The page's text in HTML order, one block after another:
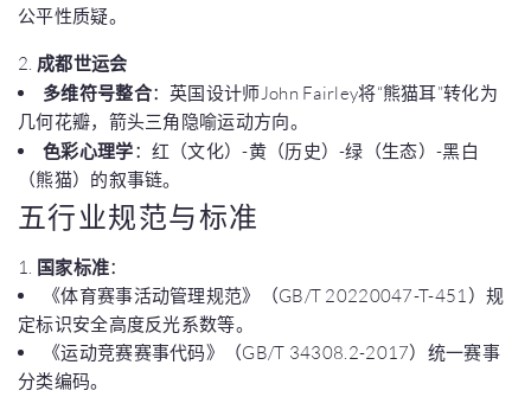
公平性质疑。
2. 成都世运会
多维符号整合：英国设计师John Fairley将“熊猫耳”转化为
几何花瓣，箭头三角隐喻运动方向。
色彩心理学：红（文化）-黄（历史）-绿（生态）-黑白
（熊猫）的叙事链。
五行业规范与标准
1. 国家标准：
《体育赛事活动管理规范》（GB/T 20220047-T-451）规
定标识安全高度反光系数等。
《运动竞赛赛事代码》（GB/T 34308.2-2017）统一赛事
分类编码。